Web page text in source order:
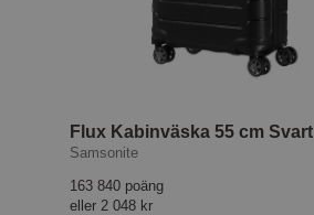
Flux Kabinväska 55 cm Svart
Samsonite
163 840 poäng
eller 2 048 kr